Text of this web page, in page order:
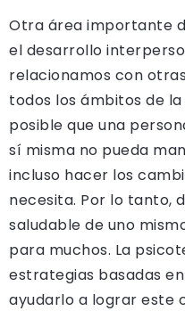
Otra área importante
el desarrollo
relacionamos con
todos los ámbitos de
posible que una
sí misma no pueda
incluso hacer los
necesita. Por lo tanto,
saludable de uno
para muchos. La
estrategias basadas
ayudarlo a lograr este